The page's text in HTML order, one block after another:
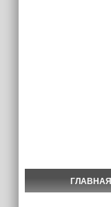
ГЛАВНАЯ